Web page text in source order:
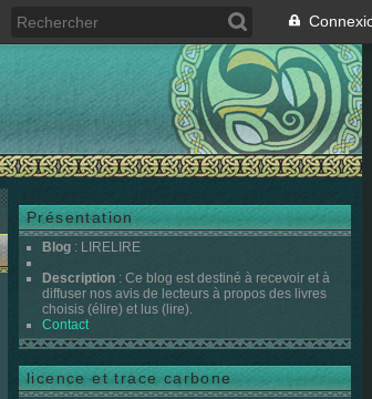
Présentation
Blog : LIRELIRE
Description : Ce blog est destiné à recevoir et à
diffuser nos avis de lecteurs à propos des livres
choisis (élire) et lus (lire).
Contact
licence et trace carbone